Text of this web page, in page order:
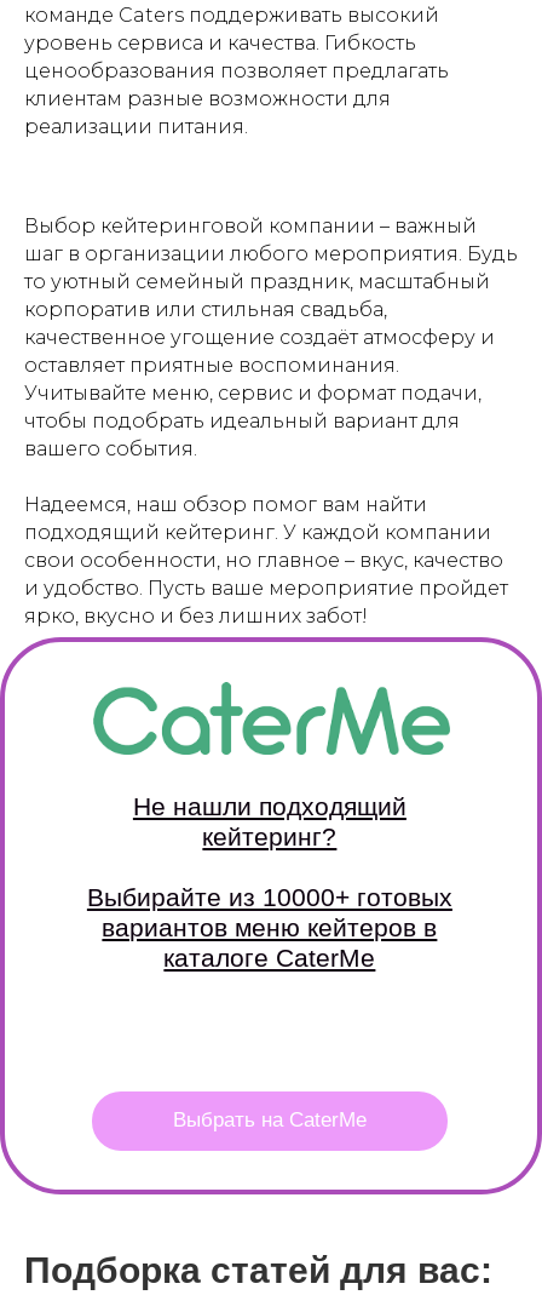
команде Caters поддерживать высокий
уровень сервиса и качества. Гибкость
ценообразования позволяет предлагать
клиентам разные возможности для
реализации питания.
Выбор кейтеринговой компании – важный
шаг в организации любого мероприятия. Будь
то уютный семейный праздник, масштабный
корпоратив или стильная свадьба,
качественное угощение создаёт атмосферу и
оставляет приятные воспоминания.
Учитывайте меню, сервис и формат подачи,
чтобы подобрать идеальный вариант для
вашего события.
Надеемся, наш обзор помог вам найти
подходящий кейтеринг. У каждой компании
свои особенности, но главное – вкус, качество
и удобство. Пусть ваше мероприятие пройдет
ярко, вкусно и без лишних забот!
Подборка статей для вас:
подробнее
ЛОФТЫ НАПРЯМУЮ
ОТ ВЛАДЕЛЬЦЕВ
Более 300 пространств в Москве
СОБЫТИЮ
подробнее